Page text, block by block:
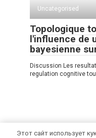
Uncategorised
Topologique
l'influence de
bayesienne
Discussion Les
regulation cognitive
Этот сайт использует